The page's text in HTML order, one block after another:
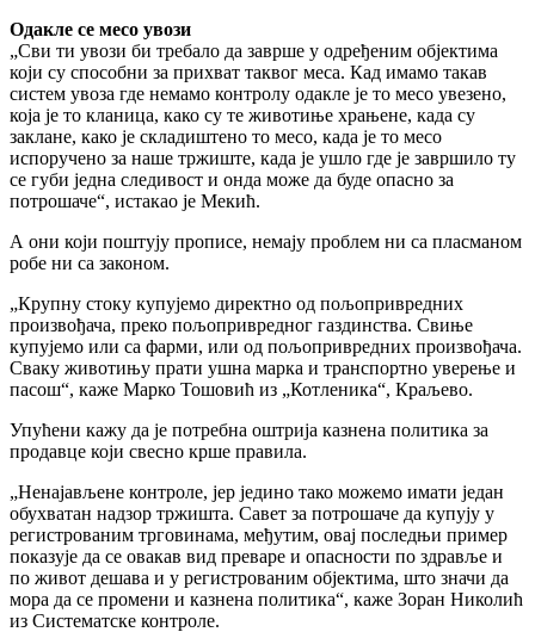
Одакле се месо увози
„Сви ти увози би требало да заврше у одређеним објектима
који су способни за прихват таквог меса. Кад имамо такав
систем увоза где немамо контролу одакле је то месо увезено,
која је то кланица, како су те животиње храњене, када су
заклане, како је складиштено то месо, када је то месо
испоручено за наше тржиште, када је ушло где је завршило ту
се губи једна следивост и онда може да буде опасно за
потрошаче“, истакао је Мекић.
А они који поштују прописе, немају проблем ни са пласманом
робе ни са законом.
„Крупну стоку купујемо директно од пољопривредних
произвођача, преко пољопривредног газдинства. Свиње
купујемо или са фарми, или од пољопривредних произвођача.
Сваку животињу прати ушна марка и транспортно уверење и
пасош“, каже Марко Тошовић из „Котленика“, Краљево.
Упућени кажу да је потребна оштрија казнена политика за
продавце који свесно крше правила.
„Ненајављене контроле, јер једино тако можемо имати један
обухватан надзор тржишта. Савет за потрошаче да купују у
регистрованим трговинама, међутим, овај последњи пример
показује да се овакав вид преваре и опасности по здравље и
по живот дешава и у регистрованим објектима, што значи да
мора да се промени и казнена политика“, каже Зоран Николић
из Систематске контроле.